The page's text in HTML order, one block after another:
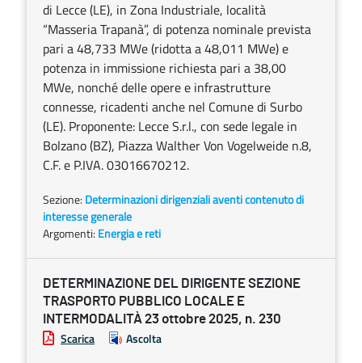
di Lecce (LE), in Zona Industriale, località
“Masseria Trapanà”, di potenza nominale prevista
pari a 48,733 MWe (ridotta a 48,011 MWe) e
potenza in immissione richiesta pari a 38,00
MWe, nonché delle opere e infrastrutture
connesse, ricadenti anche nel Comune di Surbo
(LE). Proponente: Lecce S.r.l., con sede legale in
Bolzano (BZ), Piazza Walther Von Vogelweide n.8,
C.F. e P.IVA. 03016670212.
Sezione: Determinazioni dirigenziali aventi contenuto di
interesse generale
Argomenti: Energia e reti
DETERMINAZIONE DEL DIRIGENTE SEZIONE
TRASPORTO PUBBLICO LOCALE E
INTERMODALITÀ 23 ottobre 2025, n. 230
Scarica Ascolta